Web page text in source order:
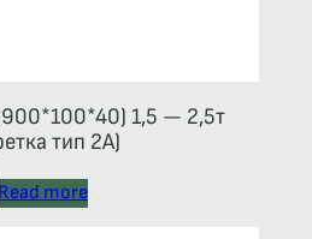
1,5 — 2,5т
тип 2A)
Read more